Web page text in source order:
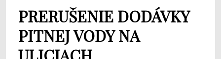
O obci
PRERUŠENIE DODÁVKY
PITNEJ VODY NA
ULICIACH